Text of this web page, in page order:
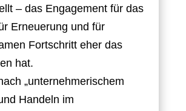
– das Engagement für das
Erneuerung und für
Fortschritt eher das
hat.
„unternehmerischem
Handeln im